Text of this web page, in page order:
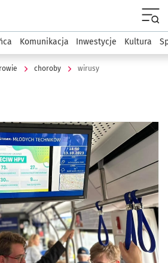
wroclaw.pl
Komunikacja Inwestycje Kultura
choroby wirusy